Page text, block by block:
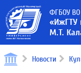
ФГБОУ ВО
«ИжГТУ
М.Т.
Новости